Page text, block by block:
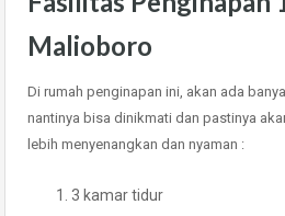
Malioboro
Di rumah penginapan ini, akan ada
nantinya bisa dinikmati dan pastinya
lebih menyenangkan dan nyaman :
3 kamar tidur